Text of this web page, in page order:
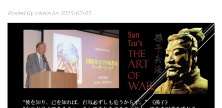
Posted Byadmin on 2025-02-05